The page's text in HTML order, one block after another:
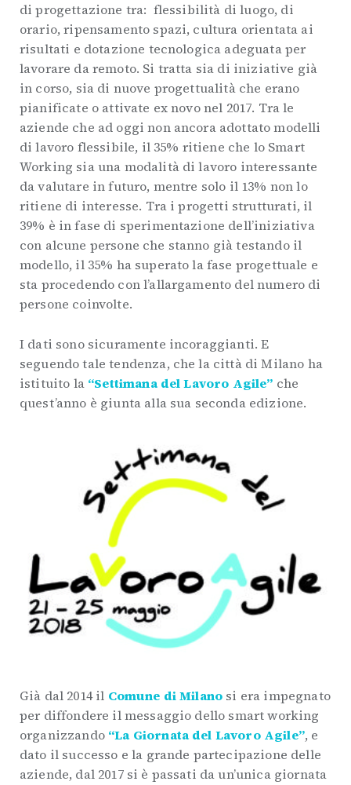
di progettazione tra: flessibilità di luogo, di
orario, ripensamento spazi, cultura orientata ai
risultati e dotazione tecnologica adeguata per
lavorare da remoto. Si tratta sia di iniziative già
in corso, sia di nuove progettualità che erano
pianificate o attivate ex novo nel 2017. Tra le
aziende che ad oggi non ancora adottato modelli
di lavoro flessibile, il 35% ritiene che lo Smart
Working sia una modalità di lavoro interessante
da valutare in futuro, mentre solo il 13% non lo
ritiene di interesse. Tra i progetti strutturati, il
39% è in fase di sperimentazione dell’iniziativa
con alcune persone che stanno già testando il
modello, il 35% ha superato la fase progettuale e
sta procedendo con l’allargamento del numero di
persone coinvolte.
I dati sono sicuramente incoraggianti. E
seguendo tale tendenza, che la città di Milano ha
istituito la “Settimana del Lavoro Agile” che
quest’anno è giunta alla sua seconda edizione.
Già dal 2014 il Comune di Milano si era impegnato
per diffondere il messaggio dello smart working
organizzando “La Giornata del Lavoro Agile”, e
dato il successo e la grande partecipazione delle
aziende, dal 2017 si è passati da un’unica giornata